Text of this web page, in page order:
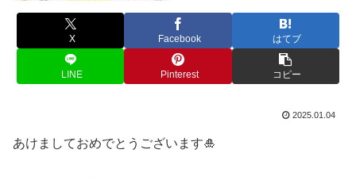
X Facebook はてブ
LINE Pinterest コピー
2025.01.04
あけましておめでとうございます🎍